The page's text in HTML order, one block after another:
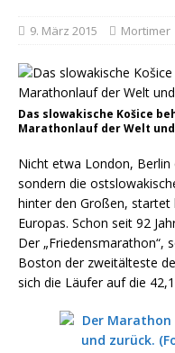
9. März 2015 Mortimer
Das slowakische Košice
Marathonlauf der Welt
Nicht etwa London, Berlin
sondern die
hinter den Großen, startet
Europas. Schon seit 92
Der „Friedensmarathon“,
Boston der zweitälteste
sich die Läufer auf die